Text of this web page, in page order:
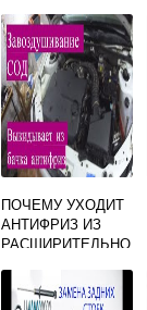
ПОЧЕМУ УХОДИТ
АНТИФРИЗ ИЗ
РАСШИРИТЕЛЬНО
ВЕСТА